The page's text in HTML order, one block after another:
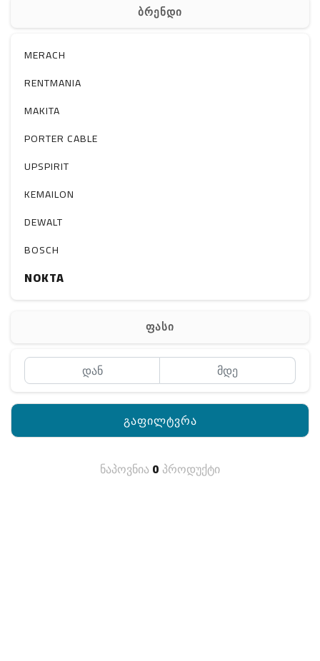
ბრენდი
MERACH
RENTMANIA
MAKITA
PORTER CABLE
UPSPIRIT
KEMAILON
DEWALT
BOSCH
NOKTA
ფასი
გაფილტვრა
ნაპოვნია0 პროდუქტი